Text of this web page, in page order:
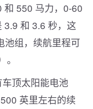
和 550 马力，0-60
3.9 和 3.6 秒，这
池组，续航里程可
顶太阳能电池
英里左右的续